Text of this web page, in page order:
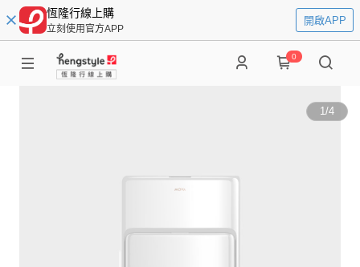
恆隆行線上購
立刻使用官方APP
開啟APP
0
1/4